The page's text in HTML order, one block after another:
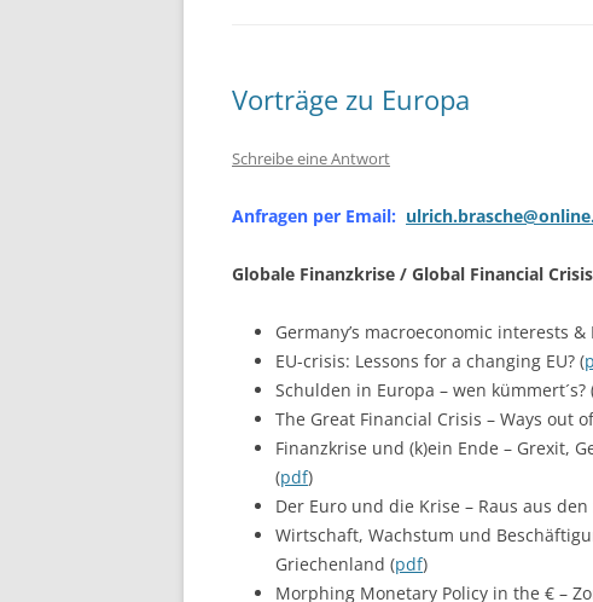
Vorträge zu Europa
Schreibe eine Antwort
Anfragen per Email:
Globale Finanzkrise / Global Financial Crisis
Germany’s macroeconomic interests
EU-crisis: Lessons for a changing EU? (
Schulden in Europa – wen kümmert´s?
The Great Financial Crisis – Ways out
Finanzkrise und (k)ein Ende – Grexit,
(pdf)
Der Euro und die Krise – Raus aus
Wirtschaft, Wachstum und
Griechenland (pdf)
Morphing Monetary Policy in the € –